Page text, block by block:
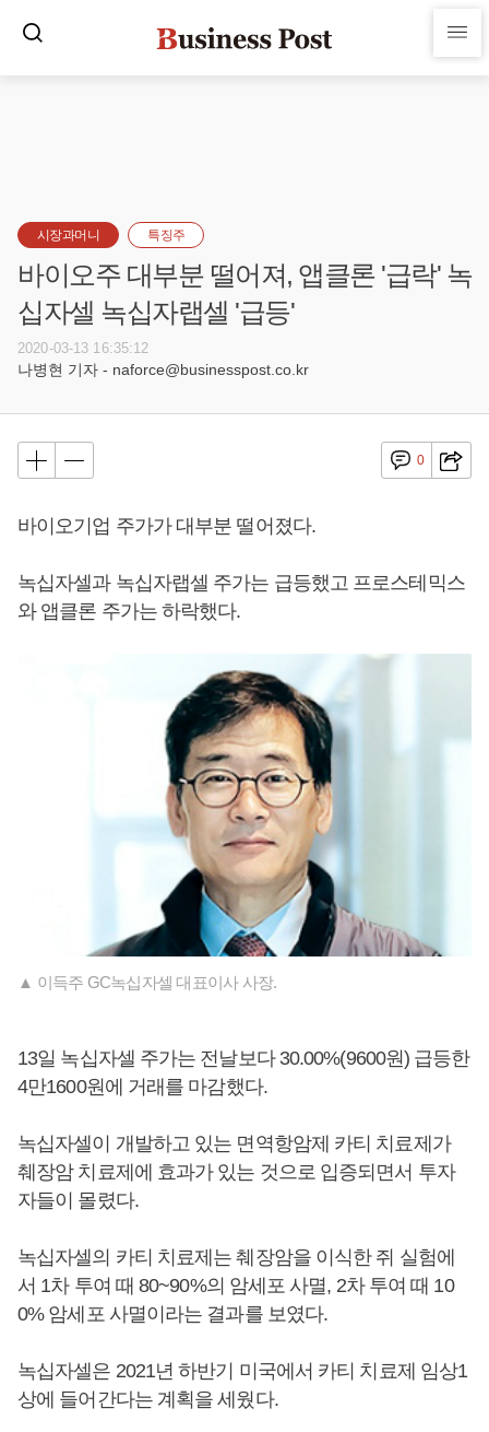
시장과머니 특징주
바이오주 대부분 떨어져, 앱클론 '급락' 녹
십자셀 녹십자랩셀 '급등'
2020-03-13 16:35:12
나병현 기자 - naforce@businesspost.co.kr
0
바이오기업 주가가 대부분 떨어졌다.
녹십자셀과 녹십자랩셀 주가는 급등했고 프로스테믹스
와 앱클론 주가는 하락했다.
▲ 이득주 GC녹십자셀 대표이사 사장.
13일 녹십자셀 주가는 전날보다 30.00%(9600원) 급등한
4만1600원에 거래를 마감했다.
녹십자셀이 개발하고 있는 면역항암제 카티 치료제가
췌장암 치료제에 효과가 있는 것으로 입증되면서 투자
자들이 몰렸다.
녹십자셀의 카티 치료제는 췌장암을 이식한 쥐 실험에
서 1차 투여 때 80~90%의 암세포 사멸, 2차 투여 때 10
0% 암세포 사멸이라는 결과를 보였다.
녹십자셀은 2021년 하반기 미국에서 카티 치료제 임상1
상에 들어간다는 계획을 세웠다.